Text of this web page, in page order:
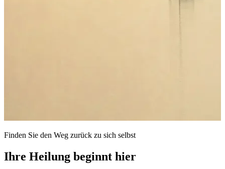
Finden Sie den Weg zurück zu sich selbst
Ihre Heilung beginnt hier